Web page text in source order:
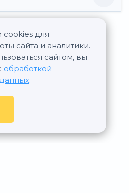
cookies для
сайта и аналитики.
сайтом, вы
обработкой
.
MOS CITY GROUP